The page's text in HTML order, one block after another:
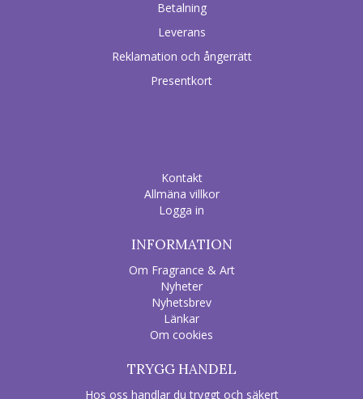
Betalning
Leverans
Reklamation och ångerrätt
Presentkort
Kontakt
Allmäna villkor
Logga in
INFORMATION
Om Fragrance & Art
Nyheter
Nyhetsbrev
Länkar
Om cookies
TRYGG HANDEL
Hos oss handlar du tryggt och säkert